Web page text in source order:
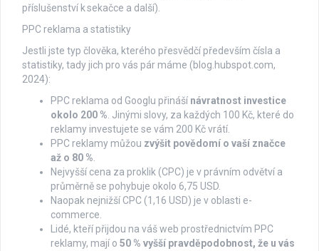
příslušenství k sekačce a další).
PPC reklama a statistiky
Jestli jste typ člověka, kterého přesvědčí především čísla a
statistiky, tady jich pro vás pár máme (blog.hubspot.com,
2024):
PPC reklama od Googlu přináší návratnost investice
okolo 200 % . Jinými slovy, za každých 100 Kč, které do
reklamy investujete se vám 200 Kč vrátí.
PPC reklamy můžou zvýšit povědomí o vaší značce
až o 80 %
Nejvyšší cena za proklik (CPC) je v právním odvětví a
průměrně se pohybuje okolo 6,75 USD.
Naopak nejnižší CPC (1,16 USD) je v oblasti e-
commerce.
Lidé, kteří přijdou na váš web prostřednictvím PPC
reklamy, mají o 50 % vyšší pravděpodobnost, že u vás